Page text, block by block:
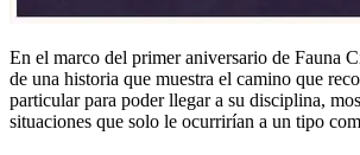
En el marco del primer aniversario de Fauna
de una historia que muestra el camino que
particular para poder llegar a su disciplina,
situaciones que solo le ocurrirían a un tipo